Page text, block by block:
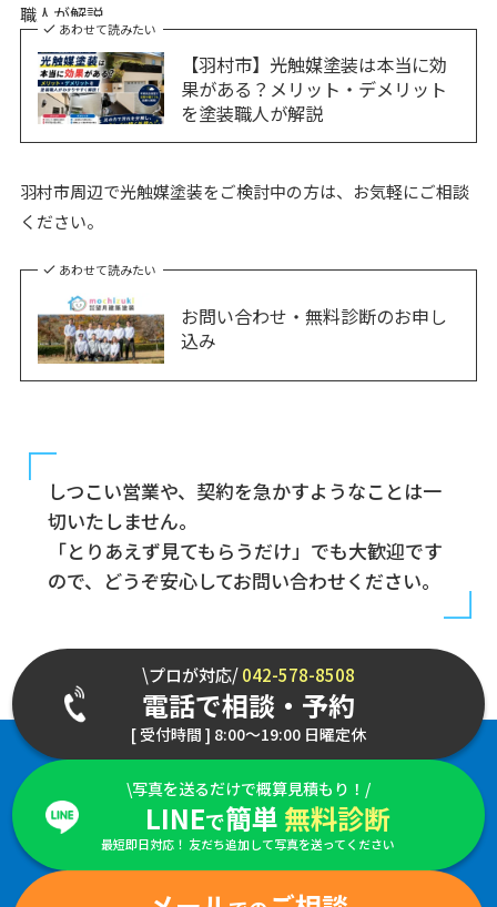
職人が解説
あわせて読みたい
【羽村市】光触媒塗装は本当に効
果がある？メリット・デメリット
を塗装職人が解説
羽村市周辺で光触媒塗装をご検討中の方は、お気軽にご相談
ください。
あわせて読みたい
お問い合わせ・無料診断のお申し
込み
しつこい営業や、契約を急かすようなことは一
切いたしません。
「とりあえず見てもらうだけ」でも大歓迎です
ので、どうぞ安心してお問い合わせください。
\プロが対応/042-578-8508
電話で相談・予約
[ 受付時間 ] 8:00～19:00 日曜定休
\写真を送るだけで概算見積もり！/
LINEで簡単 無料診断
最短即日対応！ 友だち追加して写真を送ってください